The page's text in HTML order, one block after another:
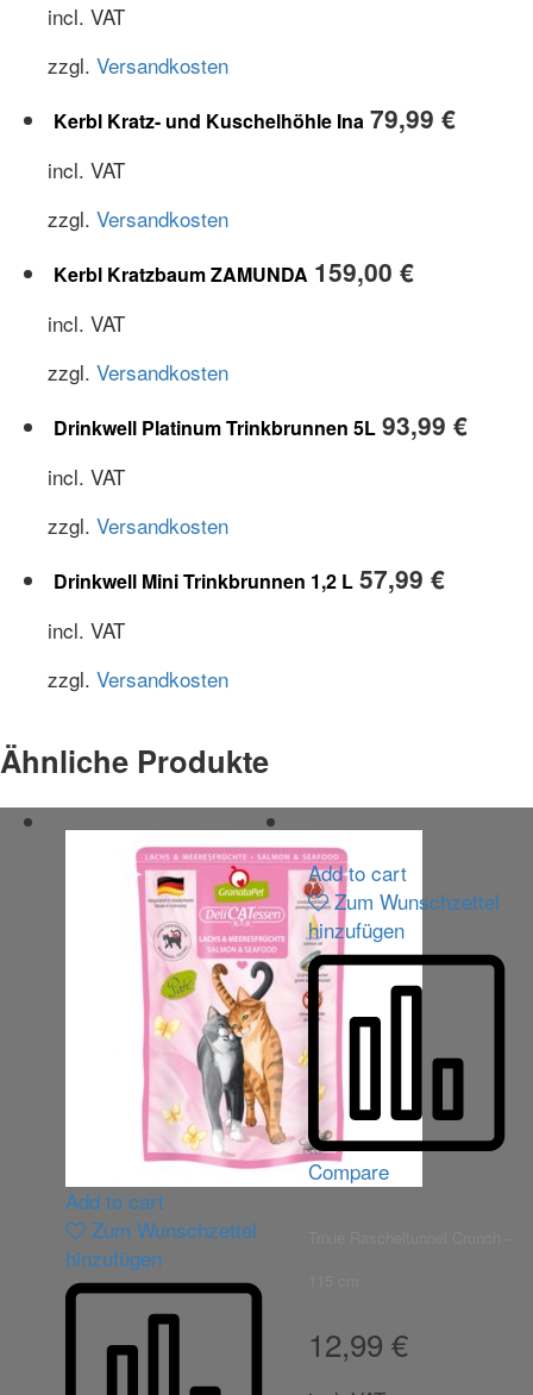
incl. VAT
zzgl. Versandkosten
Kerbl Kratz- und Kuschelhöhle Ina 79,99 €
incl. VAT
zzgl. Versandkosten
Kerbl Kratzbaum ZAMUNDA 159,00 €
incl. VAT
zzgl. Versandkosten
Drinkwell Platinum Trinkbrunnen 5L 93,99 €
incl. VAT
zzgl. Versandkosten
Drinkwell Mini Trinkbrunnen 1,2 L 57,99 €
incl. VAT
zzgl. Versandkosten
Ähnliche Produkte
Add to cart
Zum Wunschzettel
hinzufügen
Add to cart
Zum Wunschzettel
hinzufügen
Compare
12,99 €